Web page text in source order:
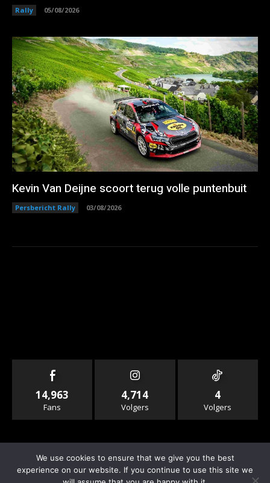
Rally 05/08/2026
Kevin Van Deijne scoort terug volle puntenbuit
Persbericht Rally 03/08/2026
14,963
Fans
4,714
Volgers
4
Volgers
We use cookies to ensure that we give you the best
experience on our website. If you continue to use this site we